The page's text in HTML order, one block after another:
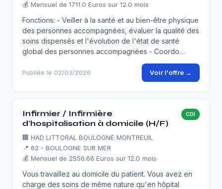
💰 Mensuel de 1711.0 Euros sur 12.0 mois
Fonctions: - Veiller à la santé et au bien-être physique
des personnes accompagnées, évaluer la qualité des
soins dispensés et l'évolution de l'état de santé
global des personnes accompagnées - Coordo…
Publiée le 02/03/2026 Voir l'offre →
Infirmier / Infirmière
d'hospitalisation à domicile (H/F)
CDI
🏢 HAD LITTORAL BOULOGNE MONTREUIL
📍 62 - BOULOGNE SUR MER
💰 Mensuel de 2556.66 Euros sur 12.0 mois
Vous travaillez au domicile du patient. Vous avez en
charge des soins de même nature qu'en hôpital